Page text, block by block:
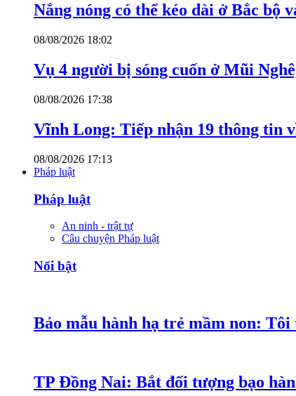
Nắng nóng có thể kéo dài ở Bắc bộ
08/08/2026 18:02
Vụ 4 người bị sóng cuốn ở Mũi
08/08/2026 17:38
Vĩnh Long: Tiếp nhận 19 thông tin
08/08/2026 17:13
Pháp luật
Pháp luật
An ninh - trật tự
Câu chuyện Pháp luật
Nổi bật
Bảo mẫu hành hạ trẻ mầm non:
TP Đồng Nai: Bắt đối tượng bạo